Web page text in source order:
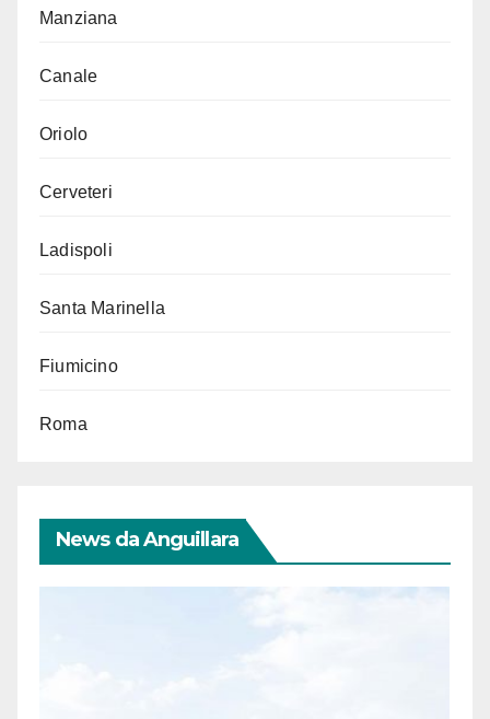
Manziana
Canale
Oriolo
Cerveteri
Ladispoli
Santa Marinella
Fiumicino
Roma
News da Anguillara